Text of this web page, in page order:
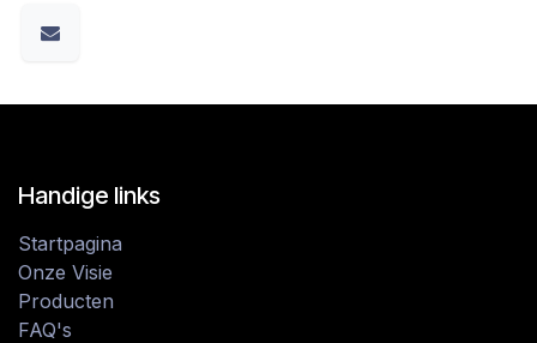
Handige links
Startpagina
Onze Visie
Producten
FAQ's